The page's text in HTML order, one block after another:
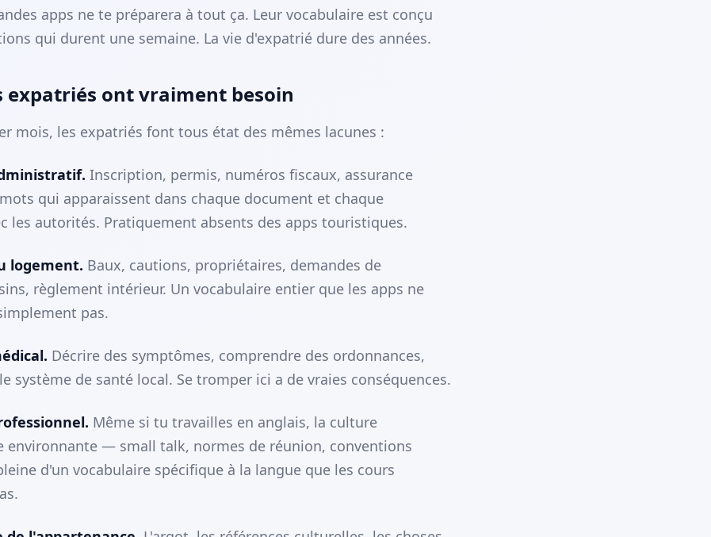
apps ne te préparera à tout ça. Leur vocabulaire est conçu
qui durent une semaine. La vie d'expatrié dure des années.
expatriés ont vraiment besoin
mois, les expatriés font tous état des mêmes lacunes :
Inscription, permis, numéros fiscaux, assurance
qui apparaissent dans chaque document et chaque
les autorités. Pratiquement absents des apps touristiques.
logement. Baux, cautions, propriétaires, demandes de
règlement intérieur. Un vocabulaire entier que les apps ne
pas.
Décrire des symptômes, comprendre des ordonnances,
système de santé local. Se tromper ici a de vraies conséquences.
Même si tu travailles en anglais, la culture
environnante — small talk, normes de réunion, conventions
d'un vocabulaire spécifique à la langue que les cours